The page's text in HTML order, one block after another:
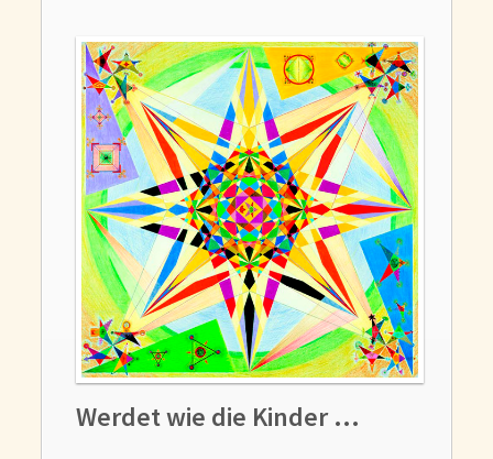
Werdet wie die Kinder …